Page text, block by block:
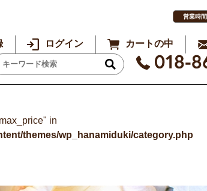
営業時間
ログイン カートの中
in
themes/wp_hanamiduki/category.php